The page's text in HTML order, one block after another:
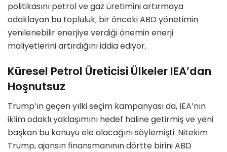
politikasını petrol ve gaz üretimini artırmaya
odaklayan bu topluluk, bir önceki ABD yönetimin
yenilenebilir enerjiye verdiği önemin enerji
maliyetlerini artırdığını iddia ediyor.
Küresel Petrol Üreticisi Ülkeler IEA’dan
Hoşnutsuz
Trump’ın geçen yılki seçim kampanyası da, IEA’nın
iklim odaklı yaklaşımını hedef haline getirmiş ve yeni
başkan bu konuyu ele alacağını söylemişti. Nitekim
Trump, ajansın finansmanının dörtte birini ABD